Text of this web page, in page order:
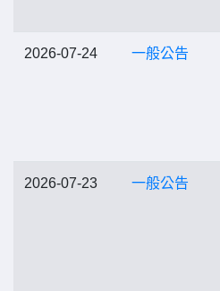
2026-07-24 一般公告
2026-07-23 一般公告